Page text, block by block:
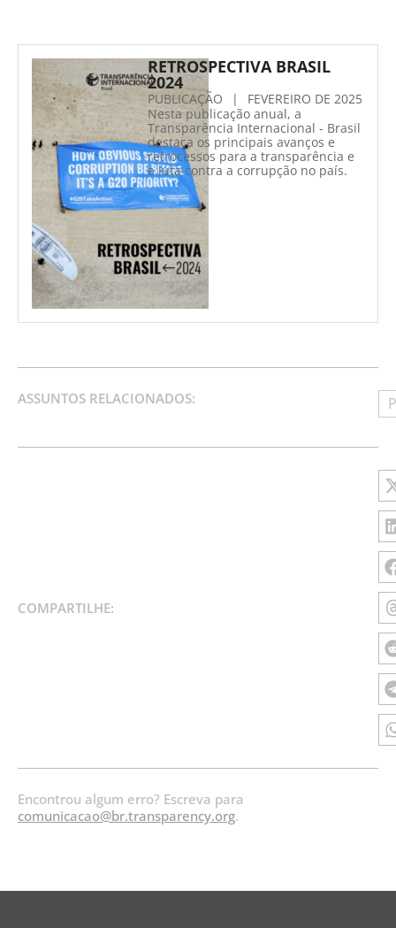
RETROSPECTIVA BRASIL
2024
PUBLICAÇÃO |
FEVEREIRO DE 2025
Nesta publicação anual, a
Transparência Internacional - Brasil
destaca os principais avanços e
retrocessos para a transparência e
a luta contra a corrupção no país.
ASSUNTOS RELACIONADOS:
COMPARTILHE:
Encontrou algum erro? Escreva para
comunicacao@br.transparency.org.